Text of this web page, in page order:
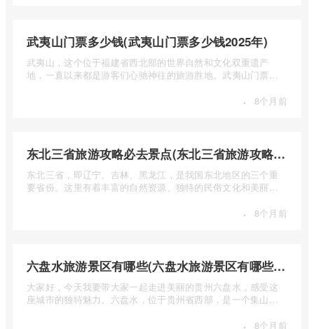
武夷山门票多少钱(武夷山门票多少钱2025年)
武夷山，这个位于福建省西北部的世界自然和文化双重遗产
地，一直以来都是游客们心驰神往的旅游胜地。武夷山门票多
· 8个月前
东北三省旅游攻略必去景点(东北三省旅游攻略必去景点视频介绍)
东北三省，即辽宁、吉林、黑龙江，是我国东北地区的三个重
要省份。这里有着丰富的自然资源、独特的民俗文化和美丽的
· 8个月前
六盘水旅游景区有哪些(六盘水旅游景区有哪些景点值得去)
大家好，今天我要带大家一起走进美丽的贵州六盘水，感受这
座城市的独特魅力。六盘水，位于贵州省西部，是一个集山水
8个月前